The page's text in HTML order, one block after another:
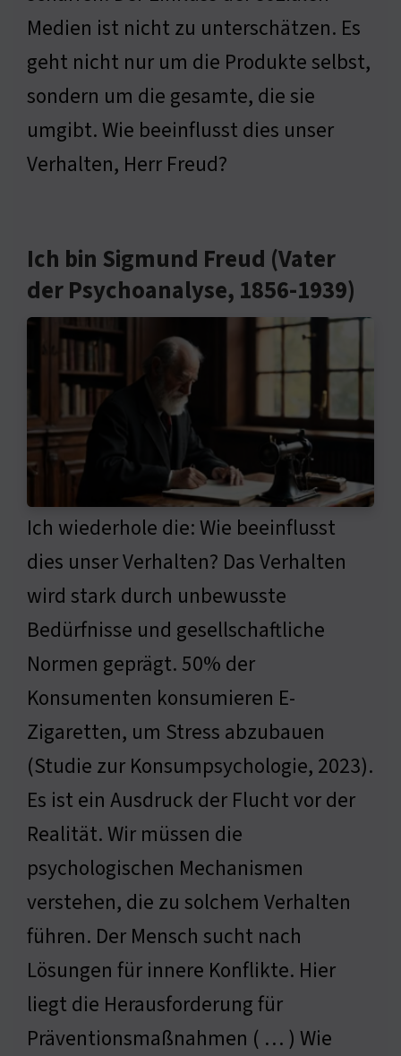
Medien ist nicht zu unterschätzen. Es
geht nicht nur um die Produkte selbst,
sondern um die gesamte, die sie
umgibt. Wie beeinflusst dies unser
Verhalten, Herr Freud?
Ich bin Sigmund Freud (Vater
der Psychoanalyse, 1856-1939)
Ich wiederhole die: Wie beeinflusst
dies unser Verhalten? Das Verhalten
wird stark durch unbewusste
Bedürfnisse und gesellschaftliche
Normen geprägt. 50% der
Konsumenten konsumieren E-
Zigaretten, um Stress abzubauen
(Studie zur Konsumpsychologie, 2023).
Es ist ein Ausdruck der Flucht vor der
Realität. Wir müssen die
psychologischen Mechanismen
verstehen, die zu solchem Verhalten
führen. Der Mensch sucht nach
Lösungen für innere Konflikte. Hier
liegt die Herausforderung für
Präventionsmaßnahmen ( … ) Wie